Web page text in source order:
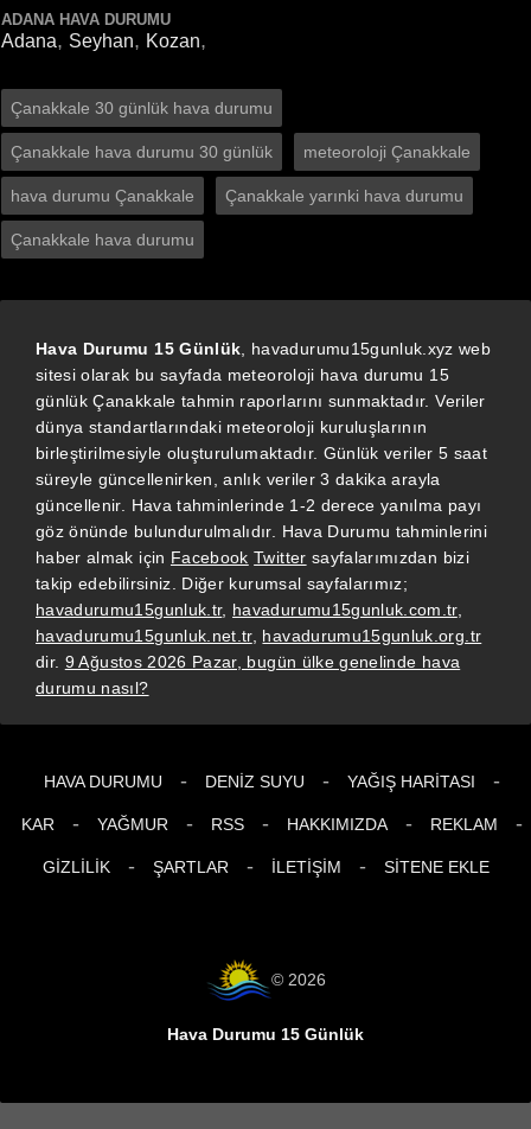
ADANA HAVA DURUMU
Adana, Seyhan, Kozan,
Çanakkale 30 günlük hava durumu
Çanakkale hava durumu 30 günlük meteoroloji Çanakkale
hava durumu Çanakkale Çanakkale yarınki hava durumu
Çanakkale hava durumu
Hava Durumu 15 Günlük , havadurumu15gunluk.xyz web
sitesi olarak bu sayfada meteoroloji hava durumu 15
günlük Çanakkale tahmin raporlarını sunmaktadır. Veriler
dünya standartlarındaki meteoroloji kuruluşlarının
birleştirilmesiyle oluşturulumaktadır. Günlük veriler 5 saat
süreyle güncellenirken, anlık veriler 3 dakika arayla
güncellenir. Hava tahminlerinde 1-2 derece yanılma payı
göz önünde bulundurulmalıdır. Hava Durumu tahminlerini
haber almak için Facebook Twitter sayfalarımızdan bizi
takip edebilirsiniz. Diğer kurumsal sayfalarımız;
havadurumu15gunluk.tr, havadurumu15gunluk.com.tr,
havadurumu15gunluk.net.tr, havadurumu15gunluk.org.tr
dir. 9 Ağustos 2026 Pazar, bugün ülke genelinde hava
durumu nasıl?
HAVA DURUMU - DENIZ SUYU - YAĞIŞ HARITASI -
KAR - YAĞMUR - RSS - HAKKIMIZDA - REKLAM -
GIZLILIK - ŞARTLAR - İLETIŞIM - SITENE EKLE
© 2026
Hava Durumu 15 Günlük